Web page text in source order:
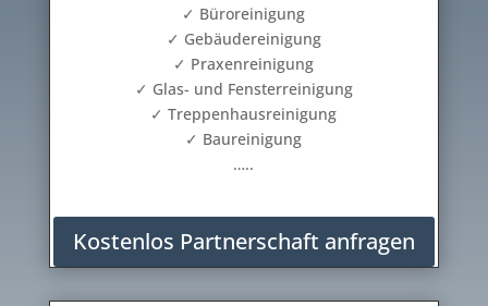
✓ Büroreinigung
✓ Gebäudereinigung
✓ Praxenreinigung
✓ Glas- und Fensterreinigung
✓ Treppenhausreinigung
✓ Baureinigung
…..
Kostenlos Partnerschaft anfragen